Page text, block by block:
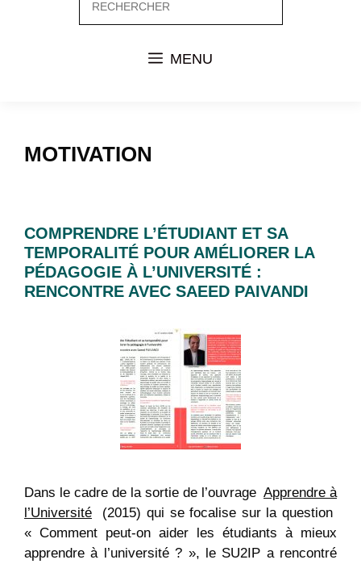
MENU
MOTIVATION
COMPRENDRE L’ÉTUDIANT ET SA
TEMPORALITÉ POUR AMÉLIORER LA
PÉDAGOGIE À L’UNIVERSITÉ :
RENCONTRE AVEC SAEED PAIVANDI
Dans le cadre de la sortie de l’ouvrage Apprendre à
l’Université (2015) qui se focalise sur la question
« Comment peut-on aider les étudiants à mieux
apprendre à l’université ? », le SU2IP a rencontré